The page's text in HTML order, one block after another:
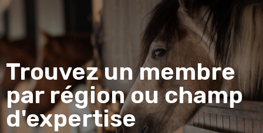
Trouvez un membre
par région ou champ
d'expertise